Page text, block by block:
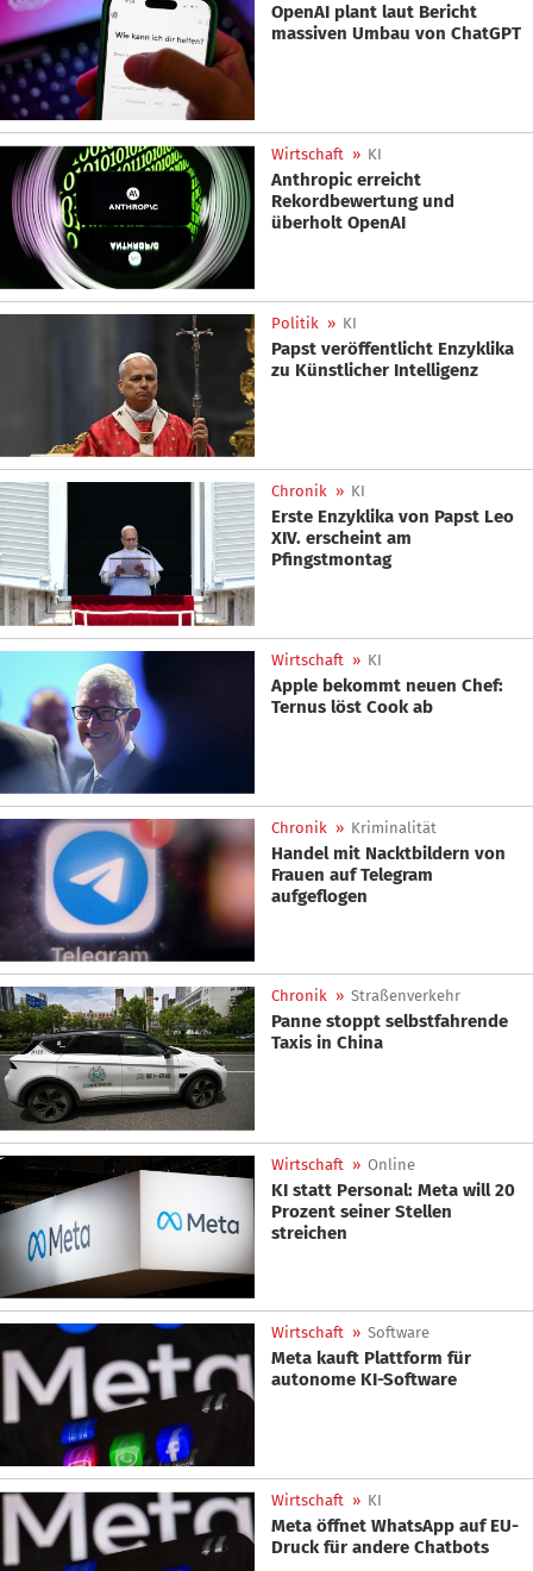
OpenAI plant laut Bericht
massiven Umbau von ChatGPT
Wirtschaft » KI
Anthropic erreicht
Rekordbewertung und
überholt OpenAI
Politik » KI
Papst veröffentlicht Enzyklika
zu Künstlicher Intelligenz
Chronik » KI
Erste Enzyklika von Papst Leo
XIV. erscheint am
Pfingstmontag
Wirtschaft » KI
Apple bekommt neuen Chef:
Ternus löst Cook ab
Chronik » Kriminalität
Handel mit Nacktbildern von
Frauen auf Telegram
aufgeflogen
Chronik » Straßenverkehr
Panne stoppt selbstfahrende
Taxis in China
Wirtschaft » Online
KI statt Personal: Meta will 20
Prozent seiner Stellen
streichen
Wirtschaft » Software
Meta kauft Plattform für
autonome KI-Software
Wirtschaft » KI
Meta öffnet WhatsApp auf EU-
Druck für andere Chatbots